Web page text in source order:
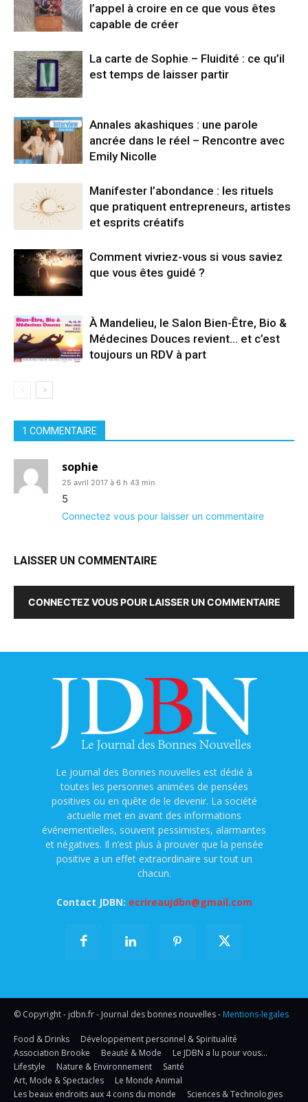
l’appel à croire en ce que vous êtes
capable de créer
La carte de Sophie – Fluidité : ce qu’il
est temps de laisser partir
Annales akashiques : une parole
ancrée dans le réel – Rencontre avec
Emily Nicolle
Manifester l’abondance : les rituels
que pratiquent entrepreneurs, artistes
et esprits créatifs
Comment vivriez-vous si vous saviez
que vous êtes guidé ?
À Mandelieu, le Salon Bien-Être, Bio &
Médecines Douces revient… et c’est
toujours un RDV à part
1 COMMENTAIRE
sophie
25 avril 2017 à 6 h 43 min
5
Connectez vous pour laisser un commentaire
LAISSER UN COMMENTAIRE
CONNECTEZ VOUS POUR LAISSER UN COMMENTAIRE
Le journal des Bonnes nouvelles est dédié à
toutes les personnes animées de pensées
positives ou en quête de le devenir. La société
actuelle met en avant des informations
événementielles, souvent pessimistes, alarmantes
et négatives. Il n’est plus à prouver que la pensée
positive a un effet extraordinaire sur tout un
chacun.
Contact JDBN: ecrireaujdbn@gmail.com
© Copyright - jdbn.fr - Journal des bonnes nouvelles - Mentions-legales
Food & Drinks
Développement personnel & Spiritualité
Association Brooke
Beauté & Mode
Le JDBN a lu pour vous…
Lifestyle
Nature & Environnement
Santé
Art, Mode & Spectacles
Le Monde Animal
Les beaux endroits aux 4 coins du monde
Sciences & Technologies